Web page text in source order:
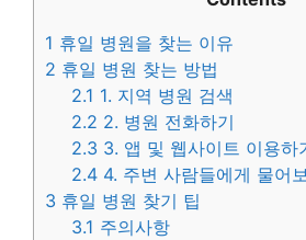
1 휴일 병원을 찾는 이유
2 휴일 병원 찾는 방법
2.1 1. 지역 병원 검색
2.2 2. 병원 전화하기
2.3 3. 앱 및 웹사이트 이용하
2.4 4. 주변 사람들에게 물어
3 휴일 병원 찾기 팁
3.1 주의사항